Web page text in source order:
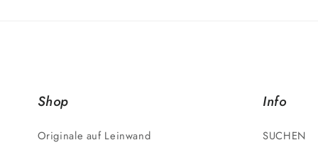
Shop
Originale auf Leinwand
Info
SUCHEN